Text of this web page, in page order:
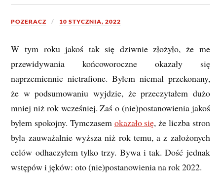
POZERACZ 10 STYCZNIA, 2022
W tym roku jakoś tak się dziwnie złożyło, że me
przewidywania końcoworoczne okazały się
naprzemiennie nietrafione. Byłem niemal przekonany,
że w podsumowaniu wyjdzie, że przeczytałem dużo
mniej niż rok wcześniej. Zaś o (nie)postanowienia jakoś
byłem spokojny. Tymczasem okazało się, że liczba stron
była zauważalnie wyższa niż rok temu, a z założonych
celów odhaczyłem tylko trzy. Bywa i tak. Dość jednak
wstępów i jęków: oto (nie)postanowienia na rok 2022.